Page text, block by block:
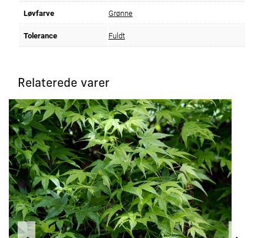
Løvfarve Grønne
Tolerance Fuldt
Relaterede varer